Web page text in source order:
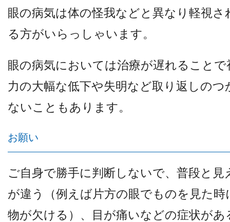
眼の病気は体の怪我などと異なり軽視さ
る方がいらっしゃいます。
眼の病気においては治療が遅れることで
力の大幅な低下や失明など取り返しのつ
ないこともあります。
お願い
ご自身で勝手に判断しないで、普段と見
が違う（例えば片方の眼でものを見た時
物が欠ける）、目が痛いなどの症状があ